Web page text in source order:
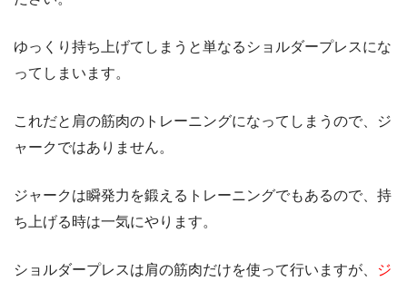
ゆっくり持ち上げてしまうと単なるショルダープレスにな
ってしまいます。
これだと肩の筋肉のトレーニングになってしまうので、ジ
ャークではありません。
ジャークは瞬発力を鍛えるトレーニングでもあるので、持
ち上げる時は一気にやります。
ショルダープレスは肩の筋肉だけを使って行いますが、
ジ